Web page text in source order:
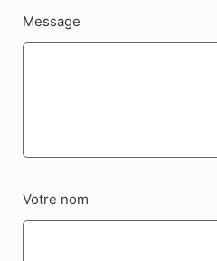
Message
Votre nom